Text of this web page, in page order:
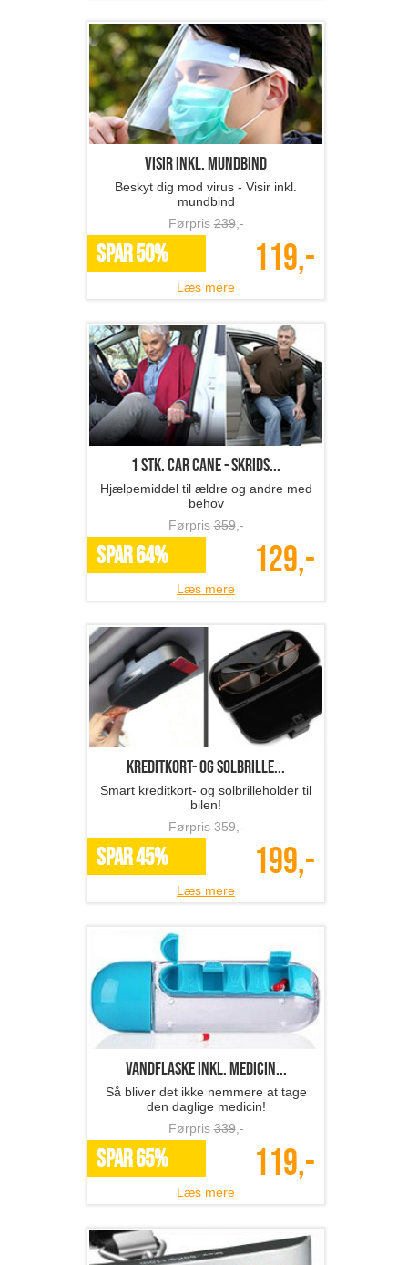
Visir inkl. mundbind
Beskyt dig mod virus - Visir inkl.
mundbind
Førpris239,-
SPAR 50% 119,-
Læs mere
1 stk. Car Cane - skrids...
Hjælpemiddel til ældre og andre med
behov
Førpris359,-
SPAR 64% 129,-
Læs mere
kreditkort- og solbrille...
Smart kreditkort- og solbrilleholder til
bilen!
Førpris359,-
SPAR 45% 199,-
Læs mere
Vandflaske inkl. medicin...
Så bliver det ikke nemmere at tage
den daglige medicin!
Førpris339,-
SPAR 65% 119,-
Læs mere